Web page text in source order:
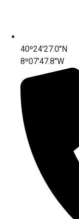
40º24'27.0''N
8º07'47.8''W